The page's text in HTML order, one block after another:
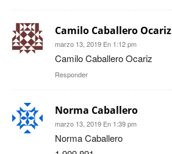
Camilo Caballero Ocariz
marzo 13, 2019 En 1:12 pm
Camilo Caballero Ocariz
Responder
Norma Caballero
marzo 13, 2019 En 1:39 pm
Norma Caballero